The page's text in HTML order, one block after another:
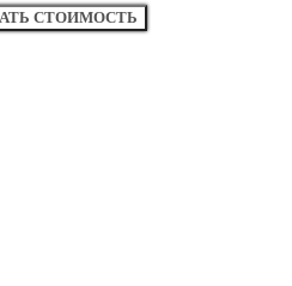
СТОИМОСТЬ